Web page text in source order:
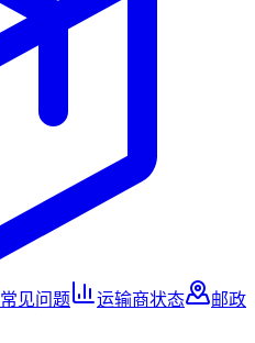
常见问题 运输商状态
邮政